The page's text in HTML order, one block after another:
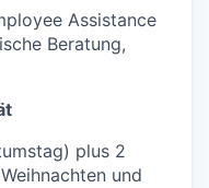
Assistance
Beratung,
plus 2
und